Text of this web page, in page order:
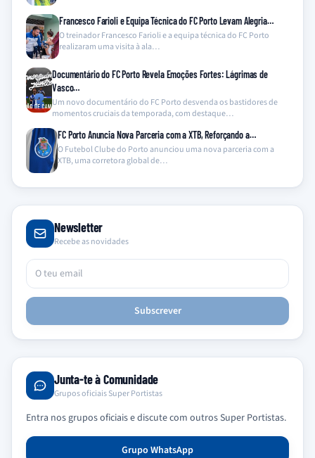
Francesco Farioli e Equipa Técnica do FC Porto Levam Alegria…
O treinador Francesco Farioli e a equipa técnica do FC Porto
realizaram uma visita à ala…
Documentário do FC Porto Revela Emoções Fortes: Lágrimas de
Vasco…
Um novo documentário do FC Porto desvenda os bastidores de
momentos cruciais da temporada, com destaque…
FC Porto Anuncia Nova Parceria com a XTB, Reforçando a…
O Futebol Clube do Porto anunciou uma nova parceria com a
XTB, uma corretora global de…
Newsletter
Recebe as novidades
Subscrever
Junta-te à Comunidade
Grupos oficiais Super Portistas
Entra nos grupos oficiais e discute com outros Super Portistas.
Grupo WhatsApp